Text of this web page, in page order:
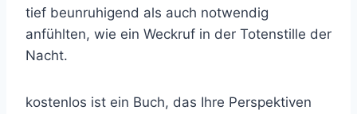
tief beunruhigend als auch notwendig
anfühlten, wie ein Weckruf in der Totenstille der
Nacht.
kostenlos ist ein Buch, das Ihre Perspektiven